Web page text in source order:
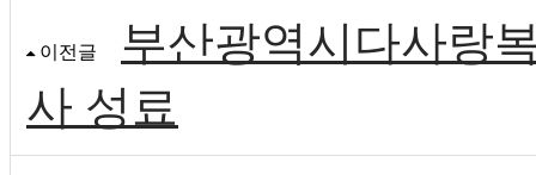
이전글
부산광역시다사랑
사 성료